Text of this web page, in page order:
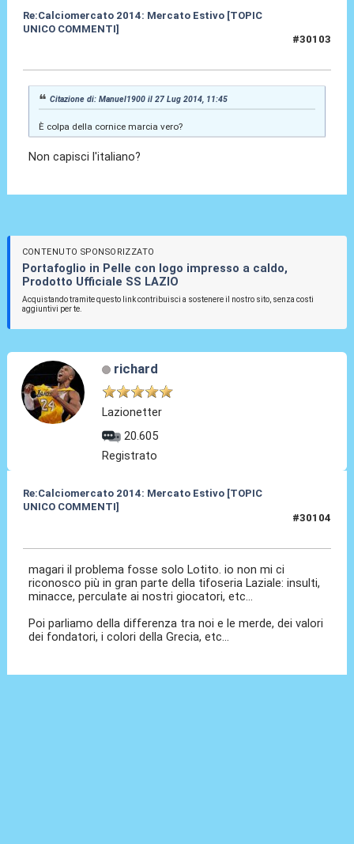
Re:Calciomercato 2014: Mercato Estivo [TOPIC
UNICO COMMENTI]
#30103
Citazione di: Manuel1900 il 27 Lug 2014, 11:45
È colpa della cornice marcia vero?
Non capisci l'italiano?
CONTENUTO SPONSORIZZATO
Portafoglio in Pelle con logo impresso a caldo,
Prodotto Ufficiale SS LAZIO
Acquistando tramite questo link contribuisci a sostenere il nostro sito, senza costi
aggiuntivi per te.
richard
Lazionetter
20.605
Registrato
Re:Calciomercato 2014: Mercato Estivo [TOPIC
UNICO COMMENTI]
#30104
magari il problema fosse solo Lotito. io non mi ci
riconosco più in gran parte della tifoseria Laziale: insulti,
minacce, perculate ai nostri giocatori, etc...
Poi parliamo della differenza tra noi e le merde, dei valori
dei fondatori, i colori della Grecia, etc...